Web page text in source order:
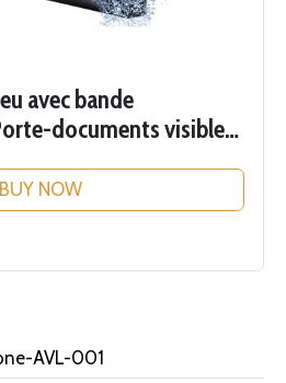
avec bande
documents visible
pour argent,
BUY NOW
AVL-001